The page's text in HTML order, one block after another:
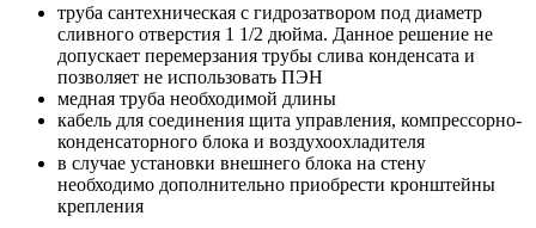
труба сантехническая с гидрозатвором под диаметр
сливного отверстия 1 1/2 дюйма. Данное решение не
допускает перемерзания трубы слива конденсата и
позволяет не использовать ПЭН
медная труба необходимой длины
кабель для соединения щита управления, компрессорно-
конденсаторного блока и воздухоохладителя
в случае установки внешнего блока на стену
необходимо дополнительно приобрести кронштейны
крепления